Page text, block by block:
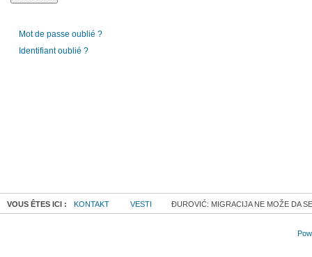
Mot de passe oublié ?
Identifiant oublié ?
VOUS ÊTES ICI : KONTAKT VESTI ĐUROVIĆ: MIGRACIJA NE MOŽE DA